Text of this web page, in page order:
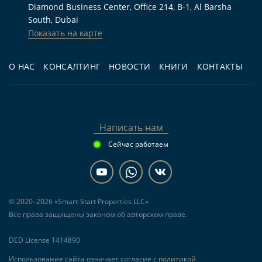
терраса, балкон и пространство площадью
213,4 м².
рассматривающему виллу в Дубае для сдачи в
Для перепродажи:
инвестору,
строительства с горизонтом до IV квартала
перед сделкой.
Частые вопросы
О НАС КОНСАЛТИНГ НОВОСТИ КНИГИ КОНТАКТЫ
Diamond Business Center, Office 214, B-1, Al Barsha
South, Dubai
Показать на карте
Написать нам
Сейчас работаем
© 2020–2026 «Smart-Start Properties LLC»
Все права защищены законом об авторском праве.
DED License 1414890
Использование сайта означает согласие с политикой